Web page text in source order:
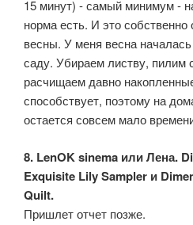
15 минут) - самый минимум -
норма есть. И это собственно
весны. У меня весна
саду. Убираем листву, пилим
расчищаем давно
способствует, поэтому на
остается совсем мало
8. LenOK sinema или Лена.
Exquisite Lily Sampler и
Quilt.
Пришлет отчет позже.